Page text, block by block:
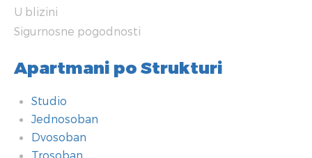
U blizini
Sigurnosne pogodnosti
Apartmani po Strukturi
Studio
Jednosoban
Dvosoban
Trosoban